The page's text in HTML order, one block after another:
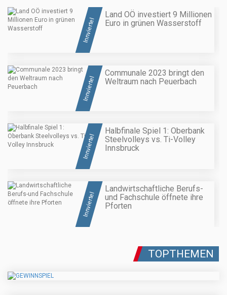
Innviertel
Land OÖ investiert 9 Millionen
Euro in grünen Wasserstoff
Innviertel
Communale 2023 bringt den
Weltraum nach Peuerbach
Innviertel
Halbfinale Spiel 1: Oberbank
Steelvolleys vs. Ti-Volley
Innsbruck
Innviertel
Landwirtschaftliche Berufs-
und Fachschule öffnete ihre
Pforten
TOPTHEMEN